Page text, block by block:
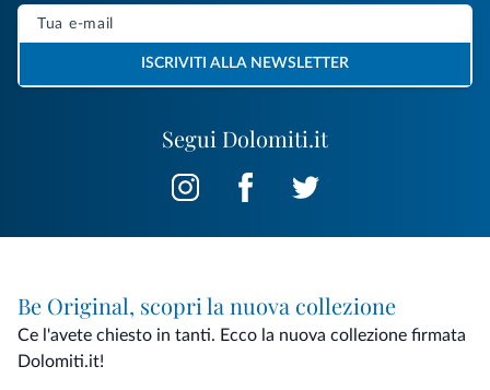
Segui Dolomiti.it
ISCRIVITI ALLA NEWSLETTER
Be Original, scopri la nuova collezione
Ce l'avete chiesto in tanti. Ecco la nuova collezione firmata
Dolomiti.it!